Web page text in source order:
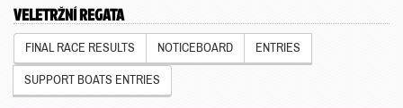
VELETRŽNÍ REGATA
FINAL RACE RESULTS NOTICEBOARD ENTRIES
SUPPORT BOATS ENTRIES